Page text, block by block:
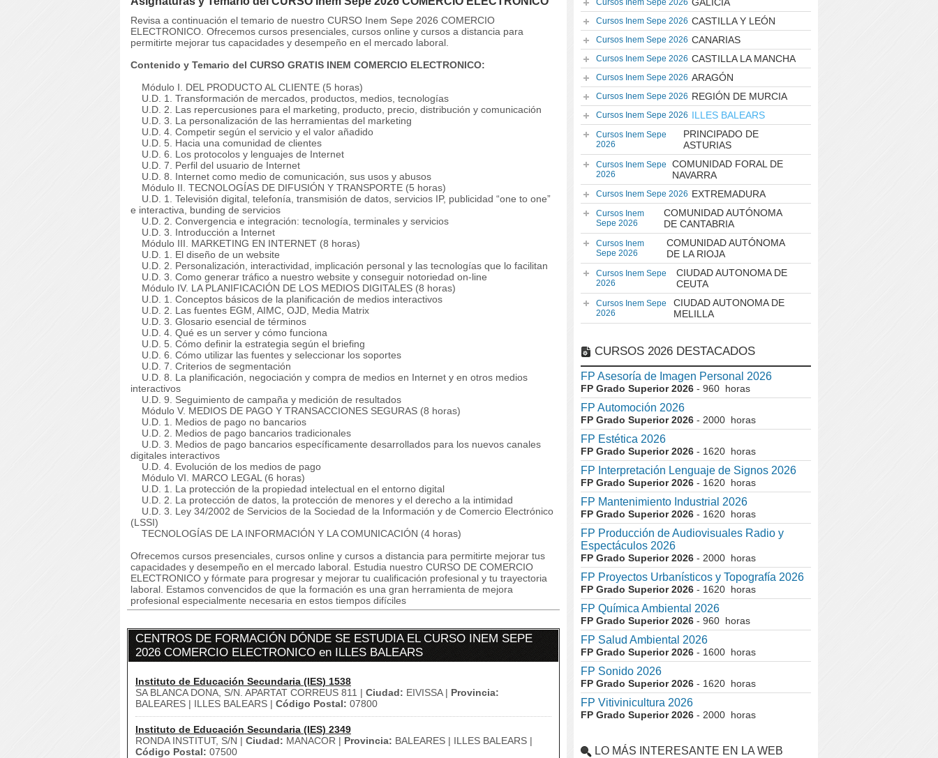
Revisa a continuación el temario de nuestro CURSO Inem Sepe 2026 COMERCIO
ELECTRONICO. Ofrecemos cursos presenciales, cursos online y cursos a distancia para
permitirte mejorar tus capacidades y desempeño en el mercado laboral.
Contenido y Temario del CURSO GRATIS INEM COMERCIO ELECTRONICO:
Módulo I. DEL PRODUCTO AL CLIENTE (5 horas)
U.D. 1. Transformación de mercados, productos, medios, tecnologías
U.D. 2. Las repercusiones para el marketing, producto, precio, distribución y comunicación
U.D. 3. La personalización de las herramientas del marketing
U.D. 4. Competir según el servicio y el valor añadido
U.D. 5. Hacia una comunidad de clientes
U.D. 6. Los protocolos y lenguajes de Internet
U.D. 7. Perfil del usuario de Internet
U.D. 8. Internet como medio de comunicación, sus usos y abusos
Módulo II. TECNOLOGÍAS DE DIFUSIÓN Y TRANSPORTE (5 horas)
U.D. 1. Televisión digital, telefonía, transmisión de datos, servicios IP, publicidad “one to one”
e interactiva, bunding de servicios
U.D. 2. Convergencia e integración: tecnología, terminales y servicios
U.D. 3. Introducción a Internet
Módulo III. MARKETING EN INTERNET (8 horas)
U.D. 1. El diseño de un website
U.D. 2. Personalización, interactividad, implicación personal y las tecnologías que lo facilitan
U.D. 3. Como generar tráfico a nuestro website y conseguir notoriedad on-line
Módulo IV. LA PLANIFICACIÓN DE LOS MEDIOS DIGITALES (8 horas)
U.D. 1. Conceptos básicos de la planificación de medios interactivos
U.D. 2. Las fuentes EGM, AIMC, OJD, Media Matrix
U.D. 3. Glosario esencial de términos
U.D. 4. Qué es un server y cómo funciona
U.D. 5. Cómo definir la estrategia según el briefing
U.D. 6. Cómo utilizar las fuentes y seleccionar los soportes
U.D. 7. Criterios de segmentación
U.D. 8. La planificación, negociación y compra de medios en Internet y en otros medios
interactivos
U.D. 9. Seguimiento de campaña y medición de resultados
Módulo V. MEDIOS DE PAGO Y TRANSACCIONES SEGURAS (8 horas)
U.D. 1. Medios de pago no bancarios
U.D. 2. Medios de pago bancarios tradicionales
U.D. 3. Medios de pago bancarios específicamente desarrollados para los nuevos canales
digitales interactivos
U.D. 4. Evolución de los medios de pago
Módulo VI. MARCO LEGAL (6 horas)
U.D. 1. La protección de la propiedad intelectual en el entorno digital
U.D. 2. La protección de datos, la protección de menores y el derecho a la intimidad
U.D. 3. Ley 34/2002 de Servicios de la Sociedad de la Información y de Comercio Electrónico
(LSSI)
TECNOLOGÍAS DE LA INFORMACIÓN Y LA COMUNICACIÓN (4 horas)
Ofrecemos cursos presenciales, cursos online y cursos a distancia para permitirte mejorar tus
capacidades y desempeño en el mercado laboral. Estudia nuestro CURSO DE COMERCIO
ELECTRONICO y fórmate para progresar y mejorar tu cualificación profesional y tu trayectoria
laboral. Estamos convencidos de que la formación es una gran herramienta de mejora
profesional especialmente necesaria en estos tiempos difíciles
CENTROS DE FORMACIÓN DÓNDE SE ESTUDIA EL CURSO INEM SEPE
2026 COMERCIO ELECTRONICO en ILLES BALEARS
Instituto de Educación Secundaria (IES) 1538
SA BLANCA DONA, S/N. APARTAT CORREUS 811 | Ciudad: EIVISSA | Provincia:
BALEARES | ILLES BALEARS | Código Postal: 07800
Instituto de Educación Secundaria (IES) 2349
RONDA INSTITUT, S/N | Ciudad: MANACOR | Provincia: BALEARES | ILLES BALEARS |
Código Postal: 07500
Cursos Inem Sepe 2026
Cursos Inem Sepe 2026 CASTILLA Y LEÓN
Cursos Inem Sepe 2026 CANARIAS
Cursos Inem Sepe 2026 CASTILLA LA MANCHA
Cursos Inem Sepe 2026 ARAGÓN
Cursos Inem Sepe 2026 REGIÓN DE MURCIA
Cursos Inem Sepe 2026 ILLES BALEARS
Cursos Inem Sepe
2026
PRINCIPADO DE
ASTURIAS
Cursos Inem Sepe
2026
COMUNIDAD FORAL DE
NAVARRA
Cursos Inem Sepe 2026 EXTREMADURA
Cursos Inem
Sepe 2026
COMUNIDAD AUTÓNOMA
DE CANTABRIA
Cursos Inem
Sepe 2026
COMUNIDAD AUTÓNOMA
DE LA RIOJA
Cursos Inem Sepe
2026
CIUDAD AUTONOMA DE
CEUTA
Cursos Inem Sepe
2026
CIUDAD AUTONOMA DE
MELILLA
CURSOS 2026 DESTACADOS
FP Asesoría de Imagen Personal 2026
FP Grado Superior 2026 - 960 horas
FP Automoción 2026
FP Grado Superior 2026 - 2000 horas
FP Estética 2026
FP Grado Superior 2026 - 1620 horas
FP Interpretación Lenguaje de Signos 2026
FP Grado Superior 2026 - 1620 horas
FP Mantenimiento Industrial 2026
FP Grado Superior 2026 - 1620 horas
FP Producción de Audiovisuales Radio y
Espectáculos 2026
FP Grado Superior 2026 - 2000 horas
FP Proyectos Urbanísticos y Topografía 2026
FP Grado Superior 2026 - 1620 horas
FP Química Ambiental 2026
FP Grado Superior 2026 - 960 horas
FP Salud Ambiental 2026
FP Grado Superior 2026 - 1600 horas
FP Sonido 2026
FP Grado Superior 2026 - 1620 horas
FP Vitivinicultura 2026
FP Grado Superior 2026 - 2000 horas
LO MÁS INTERESANTE EN LA WEB